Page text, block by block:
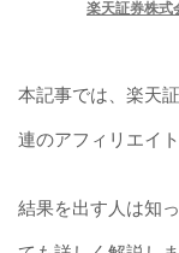
楽天証券株
本記事では、楽天
連のアフィリエイ
結果を出す人は知